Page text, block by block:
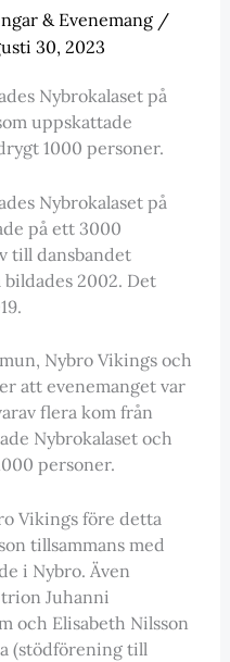
& Evenemang/
30, 2023
Nybrokalaset på
uppskattade
1000 personer.
Nybrokalaset på
på ett 3000
till dansbandet
bildades 2002. Det
Nybro Vikings och
att evenemanget var
flera kom från
Nybrokalaset och
personer.
Vikings före detta
tillsammans med
i Nybro. Även
Juhanni
och Elisabeth Nilsson
(stödförening till